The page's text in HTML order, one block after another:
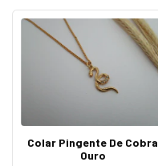
Colar Pingente De Cobra
Ouro